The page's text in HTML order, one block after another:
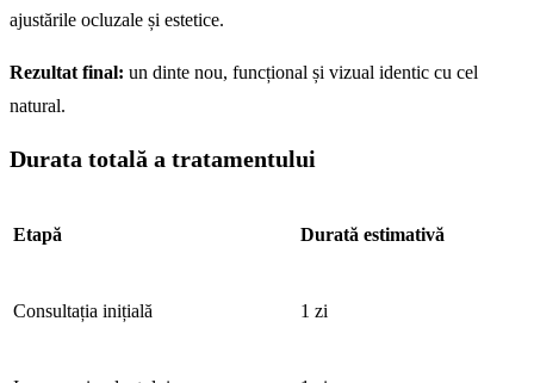
ajustările ocluzale și estetice.
Rezultat final: un dinte nou, funcțional și vizual identic cu cel
natural.
Durata totală a tratamentului
Etapă Durată estimativă
Consultația inițială 1 zi